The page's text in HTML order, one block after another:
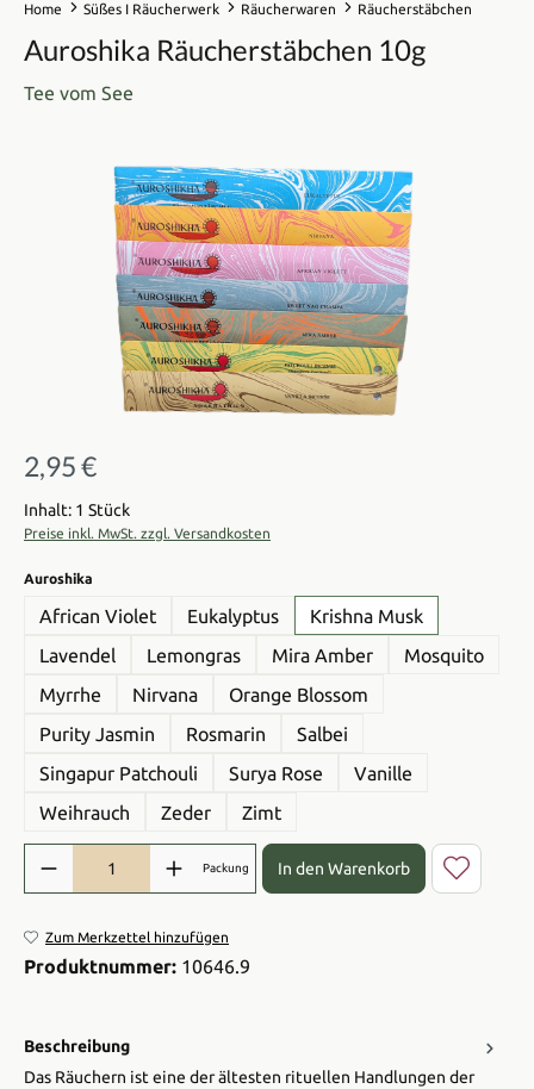
Home Süßes I Räucherwerk Räucherwaren Räucherstäbchen
Auroshika Räucherstäbchen 10g
Tee vom See
Bildergalerie überspringen
Regulärer Preis:
2,95 €
Inhalt: 1 Stück
Preise inkl. MwSt. zzgl. Versandkosten
Auroshika
African Violet Eukalyptus
Krishna Musk
Lavendel
Lemongras Mira Amber
Mosquito
Myrrhe
Nirvana
Orange Blossom
Purity Jasmin
Rosmarin
Salbei
Singapur Patchouli
Surya Rose
Vanille
Weihrauch
Zeder Zimt
Produkt Anzahl: Gib den gewünschten Wert ein oder benutze die
Packung In den Warenkorb
Zum Merkzettel hinzufügen
Produktnummer: 10646.9
Beschreibung
Das Räuchern ist eine der ältesten rituellen Handlungen der